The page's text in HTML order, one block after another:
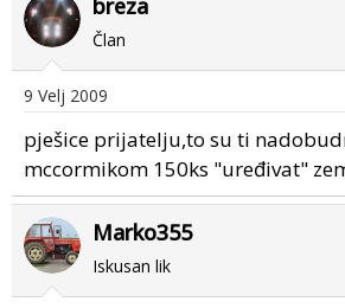
Član
9 Velj 2009
pješice prijatelju,to su ti
mccormikom 150ks "uređivat"
Marko355
Iskusan lik